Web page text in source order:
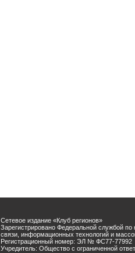
Сетевое издание «Клуб регионов»
Зарегистрировано Федеральной службой по
связи, информационных технологий и
Регистрационный номер: ЭЛ № ФС77-77992
Учредитель: Общество с ограниченной